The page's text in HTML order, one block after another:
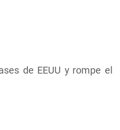
de EEUU y rompe el